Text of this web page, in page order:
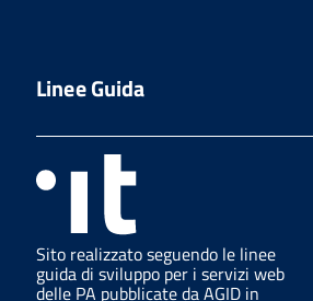
Linee Guida
Sito realizzato seguendo le linee
guida di sviluppo per i servizi web
delle PA pubblicate da AGID in